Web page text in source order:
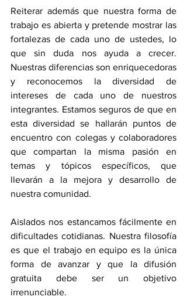
Reiterar además que nuestra forma de
trabajo es abierta y pretende mostrar las
fortalezas de cada uno de ustedes, lo
que sin duda nos ayuda a crecer.
Nuestras diferencias son enriquecedoras
y reconocemos la diversidad de
intereses de cada uno de nuestros
integrantes. Estamos seguros de que en
esta diversidad se hallarán puntos de
encuentro con colegas y colaboradores
que compartan la misma pasión en
temas y tópicos específicos, que
llevarán a la mejora y desarrollo de
nuestra comunidad.
Aislados nos estancamos fácilmente en
dificultades cotidianas. Nuestra filosofía
es que el trabajo en equipo es la única
forma de avanzar y que la difusión
gratuita debe ser un objetivo
irrenunciable.